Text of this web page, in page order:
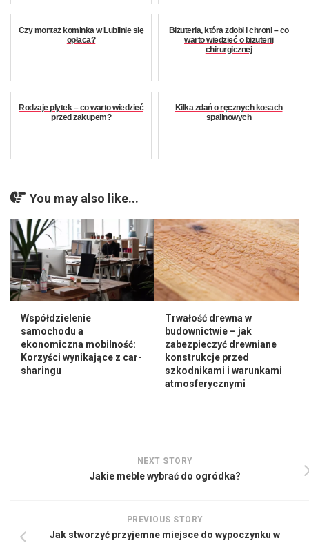
Czy montaż kominka w Lublinie się
opłaca?
Biżuteria, która zdobi i chroni – co
warto wiedzieć o bizuterii
chirurgicznej
Rodzaje płytek – co warto wiedzieć
przed zakupem?
Kilka zdań o ręcznych kosach
spalinowych
You may also like...
Współdzielenie
samochodu a
ekonomiczna mobilność:
Korzyści wynikające z car-
sharingu
Trwałość drewna w
budownictwie – jak
zabezpieczyć drewniane
konstrukcje przed
szkodnikami i warunkami
atmosferycznymi
NEXT STORY
Jakie meble wybrać do ogródka?
PREVIOUS STORY
Jak stworzyć przyjemne miejsce do wypoczynku w